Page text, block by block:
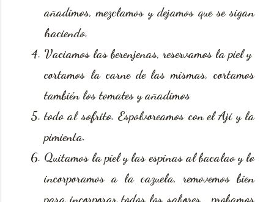
añadimos, mezclamos y dejamos que se sigan
haciendo.
Vaciamos las berenjenas, reservamos la piel y
cortamos la carne de las mismas, cortamos
también los tomates y añadimos
todo al sofrito. Espolvoreamos con el Ají y la
pimienta.
Quitamos la piel y las espinas al bacalao y lo
incorporamos a la cazuela, removemos bien
para incorporar todos los sabores, probamos